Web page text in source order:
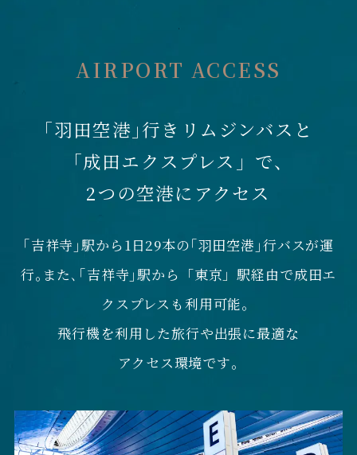
AIRPORT ACCESS
｢羽田空港｣行きリムジンバスと
「成田エクスプレス」で、
2つの空港にアクセス
｢吉祥寺｣駅から1日29本の｢羽田空港｣行バスが運
行｡ また､｢吉祥寺｣駅から「東京」駅経由で成田エ
クスプレスも利用可能。
飛行機を利用した旅行や出張に最適な
アクセス環境です｡